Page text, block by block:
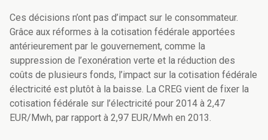
Ces décisions n’ont pas d’impact sur le consommateur.
Grâce aux réformes à la cotisation fédérale apportées
antérieurement par le gouvernement, comme la
suppression de l’exonération verte et la réduction des
coûts de plusieurs fonds, l’impact sur la cotisation fédérale
électricité est plutôt à la baisse. La CREG vient de fixer la
cotisation fédérale sur l’électricité pour 2014 à 2,47
EUR/Mwh, par rapport à 2,97 EUR/Mwh en 2013.